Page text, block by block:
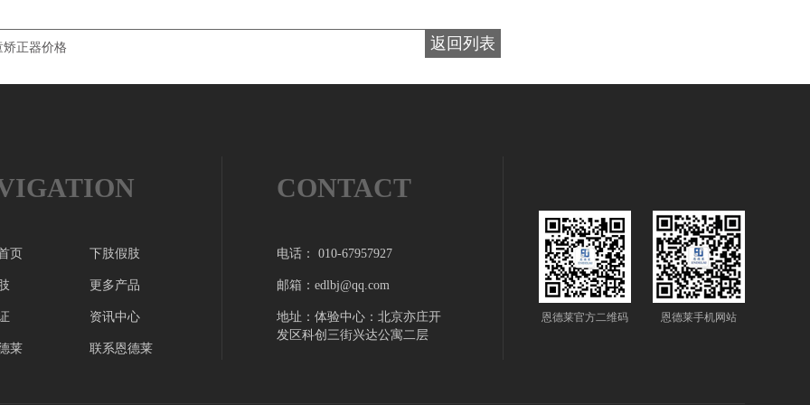
返回列表
矫正器价格
页 下肢假肢
更多产品
资讯中心
莱 联系恩德莱
CONTACT
电话： 010-67957927
邮箱：edlbj@qq.com
地址：体验中心：北京亦庄开
发区科创三街兴达公寓二层
恩德莱官方二维码 恩德莱手机网站